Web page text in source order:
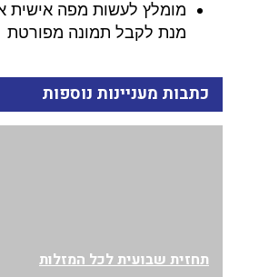
מומלץ לעשות מפה אישית
מנת לקבל תמונה מפורטת
כתבות מעניינות נוספות
תחזית שבועית לכל המזלות